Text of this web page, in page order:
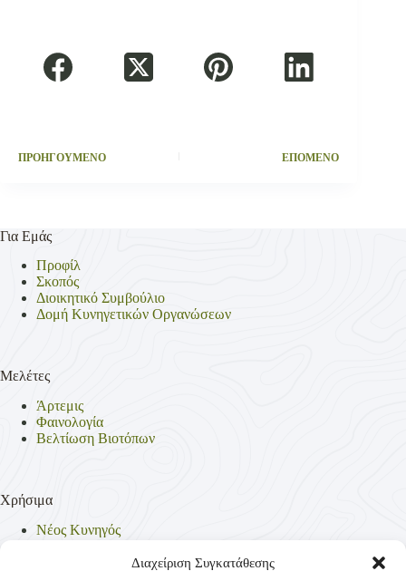
Διαχείριση Συγκατάθεσης
ΠΡΟΗΓΟΥΜΕΝΟ ΕΠΟΜΕΝΟ
Για Εμάς
Προφίλ
Σκοπός
Διοικητικό Συμβούλιο
Δομή Κυνηγετικών Οργανώσεων
Μελέτες
Άρτεμις
Φαινολογία
Βελτίωση Βιοτόπων
Χρήσιμα
Νέος Κυνηγός